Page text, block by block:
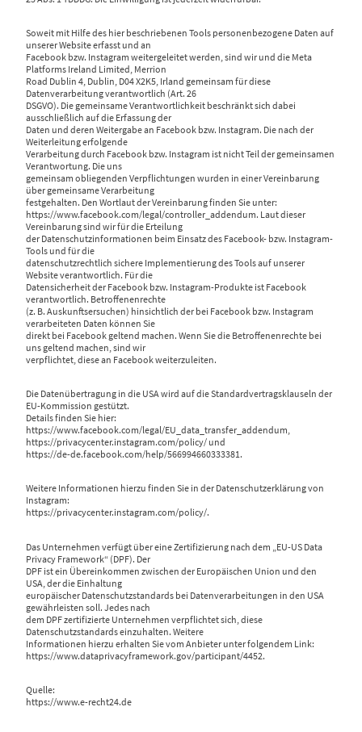
Soweit mit Hilfe des hier beschriebenen Tools personenbezogene Daten auf
unserer Website erfasst und an
Facebook bzw. Instagram weitergeleitet werden, sind wir und die Meta
Platforms Ireland Limited, Merrion
Road Dublin 4, Dublin, D04 X2K5, Irland gemeinsam für diese
Datenverarbeitung verantwortlich (Art. 26
DSGVO). Die gemeinsame Verantwortlichkeit beschränkt sich dabei
ausschließlich auf die Erfassung der
Daten und deren Weitergabe an Facebook bzw. Instagram. Die nach der
Weiterleitung erfolgende
Verarbeitung durch Facebook bzw. Instagram ist nicht Teil der gemeinsamen
Verantwortung. Die uns
gemeinsam obliegenden Verpflichtungen wurden in einer Vereinbarung
über gemeinsame Verarbeitung
festgehalten. Den Wortlaut der Vereinbarung finden Sie unter:
https://www.facebook.com/legal/controller_addendum. Laut dieser
Vereinbarung sind wir für die Erteilung
der Datenschutzinformationen beim Einsatz des Facebook- bzw. Instagram-
Tools und für die
datenschutzrechtlich sichere Implementierung des Tools auf unserer
Website verantwortlich. Für die
Datensicherheit der Facebook bzw. Instagram-Produkte ist Facebook
verantwortlich. Betroffenenrechte
(z. B. Auskunftsersuchen) hinsichtlich der bei Facebook bzw. Instagram
verarbeiteten Daten können Sie
direkt bei Facebook geltend machen. Wenn Sie die Betroffenenrechte bei
uns geltend machen, sind wir
verpflichtet, diese an Facebook weiterzuleiten.
Die Datenübertragung in die USA wird auf die Standardvertragsklauseln der
EU-Kommission gestützt.
Details finden Sie hier:
https://www.facebook.com/legal/EU_data_transfer_addendum,
https://privacycenter.instagram.com/policy/ und
https://de-de.facebook.com/help/566994660333381.
Weitere Informationen hierzu finden Sie in der Datenschutzerklärung von
Instagram:
https://privacycenter.instagram.com/policy/.
Das Unternehmen verfügt über eine Zertifizierung nach dem „EU-US Data
Privacy Framework“ (DPF). Der
DPF ist ein Übereinkommen zwischen der Europäischen Union und den
USA, der die Einhaltung
europäischer Datenschutzstandards bei Datenverarbeitungen in den USA
gewährleisten soll. Jedes nach
dem DPF zertifizierte Unternehmen verpflichtet sich, diese
Datenschutzstandards einzuhalten. Weitere
Informationen hierzu erhalten Sie vom Anbieter unter folgendem Link:
https://www.dataprivacyframework.gov/participant/4452.
Quelle:
https://www.e-recht24.de